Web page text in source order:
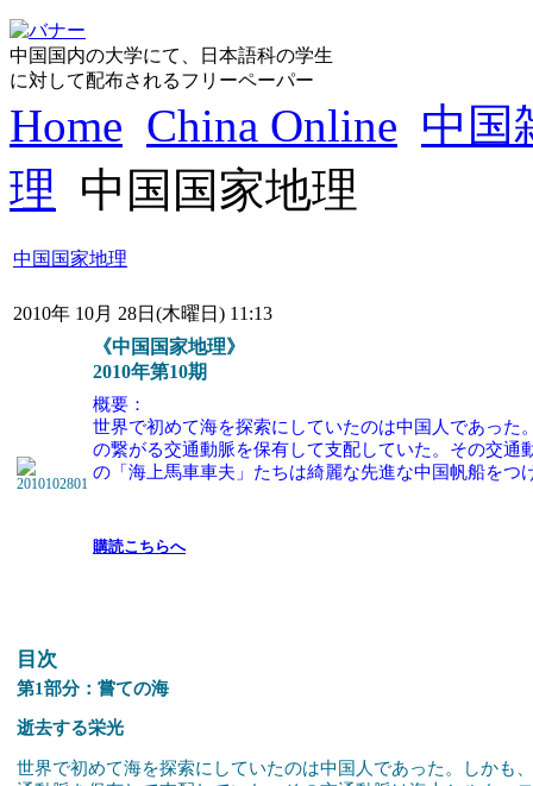
中国国内の大学にて、日本語科の学生
に対して配布されるフリーペーパー
Home China Online 中国
理 中国国家地理
中国国家地理
2010年 10月 28日(木曜日) 11:13
《中国国家地理》
2010年第10期
概要：
世界で初めて海を探索にしていたのは中国人であった
の繋がる交通動脈を保有して支配していた。その交通
の「海上馬車車夫」たちは綺麗な先進な中国帆船をつ
購読こちらへ
目次
第1部分：嘗ての海
逝去する栄光
世界で初めて海を探索にしていたのは中国人であった。しかも